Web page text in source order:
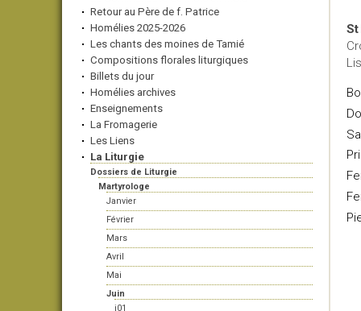
Retour au Père de f. Patrice
Homélies 2025-2026
Les chants des moines de Tamié
Compositions florales liturgiques
Billets du jour
Homélies archives
Enseignements
La Fromagerie
Les Liens
La Liturgie
Dossiers de Liturgie
Martyrologe
Janvier
Février
Mars
Avril
Mai
Juin
j01
St